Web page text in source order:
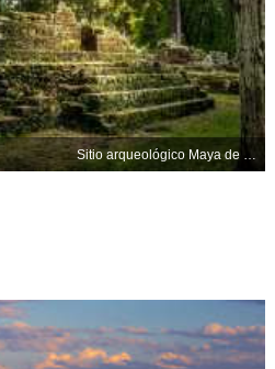
Sitio arqueológico Maya de Copán, Honduras